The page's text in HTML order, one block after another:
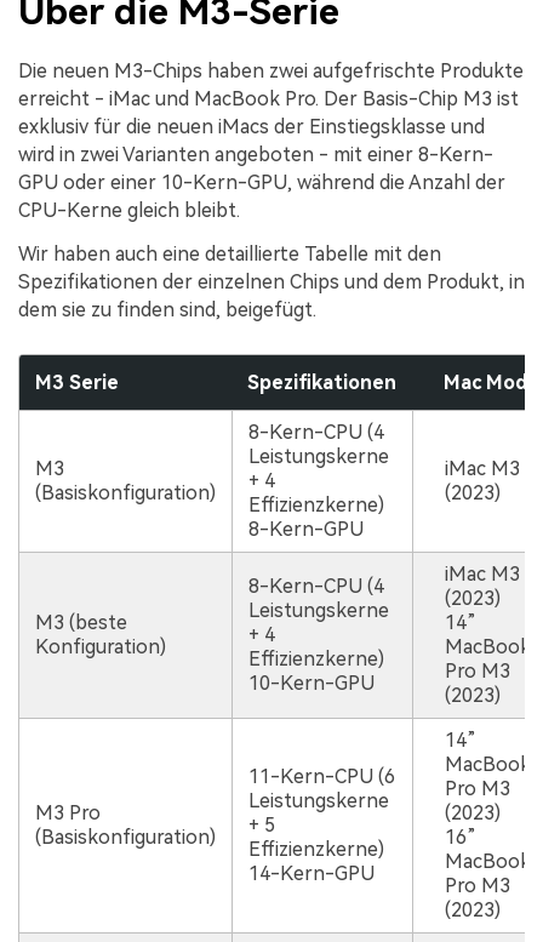
Über die M3-Serie
Die neuen M3-Chips haben zwei aufgefrischte Produkte
erreicht - iMac und MacBook Pro. Der Basis-Chip M3 ist
exklusiv für die neuen iMacs der Einstiegsklasse und
wird in zwei Varianten angeboten - mit einer 8-Kern-
GPU oder einer 10-Kern-GPU, während die Anzahl der
CPU-Kerne gleich bleibt.
Wir haben auch eine detaillierte Tabelle mit den
Spezifikationen der einzelnen Chips und dem Produkt, in
dem sie zu finden sind, beigefügt.
M3 Serie Spezifikationen Mac
M3
(Basiskonfiguration)
8-Kern-CPU (4
Leistungskerne
+ 4
Effizienzkerne)
8-Kern-GPU
iMac M3
(2023)
M3 (beste
Konfiguration)
8-Kern-CPU (4
Leistungskerne
+ 4
Effizienzkerne)
10-Kern-GPU
iMac M3
(2023)
14”
MacBook
Pro M3
(2023)
M3 Pro
(Basiskonfiguration)
11-Kern-CPU (6
Leistungskerne
+ 5
Effizienzkerne)
14-Kern-GPU
14”
MacBook
Pro M3
(2023)
16”
MacBook
Pro M3
(2023)